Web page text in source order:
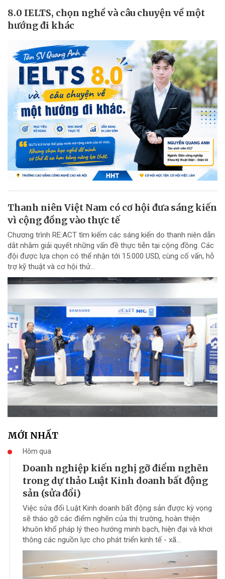
8.0 IELTS, chọn nghề và câu chuyện về một
hướng đi khác
Thanh niên Việt Nam có cơ hội đưa sáng kiến
vì cộng đồng vào thực tế
Chương trình RE:ACT tìm kiếm các sáng kiến do thanh niên dẫn
dắt nhằm giải quyết những vấn đề thực tiễn tại cộng đồng. Các
đội được lựa chọn có thể nhận tới 15.000 USD, cùng cố vấn, hỗ
trợ kỹ thuật và cơ hội thử...
MỚI NHẤT
Hôm qua
Doanh nghiệp kiến nghị gỡ điểm nghẽn
trong dự thảo Luật Kinh doanh bất động
sản (sửa đổi)
Việc sửa đổi Luật Kinh doanh bất động sản được kỳ vọng
sẽ tháo gỡ các điểm nghẽn của thị trường, hoàn thiện
khuôn khổ pháp lý theo hướng minh bạch, hiện đại và khơi
thông các nguồn lực cho phát triển kinh tế - xã...